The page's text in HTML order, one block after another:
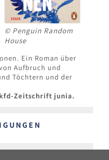
© Penguin Random
House
Ein Roman über
Aufbruch und
Töchtern und der
Zeitschrift junia.